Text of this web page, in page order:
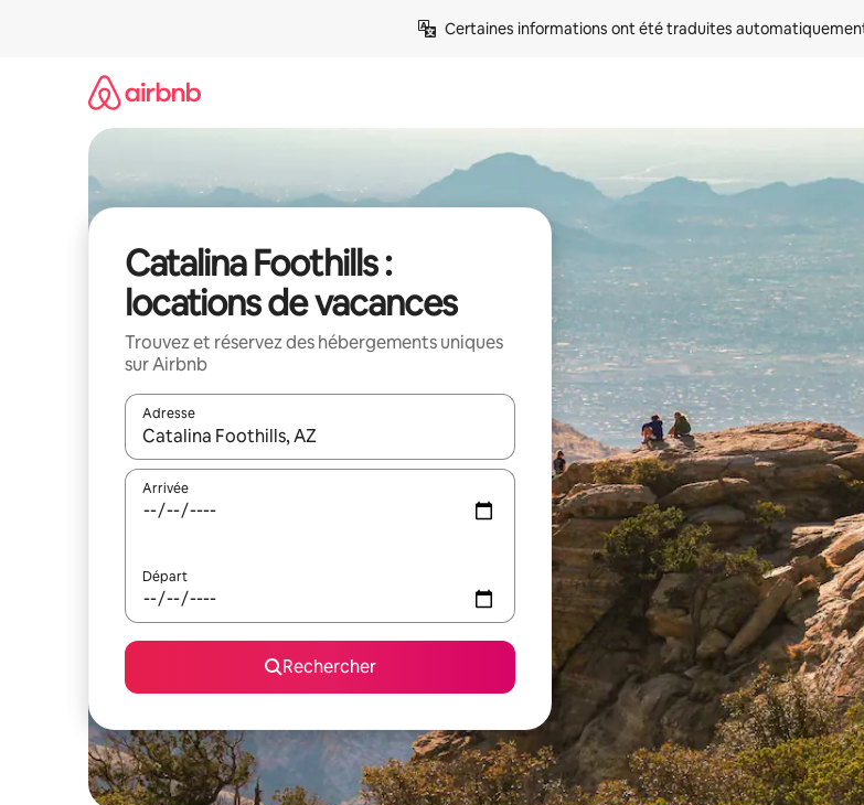
Certaines informations ont été traduites
Catalina Foothills :
locations de vacances
Trouvez et réservez des hébergements uniques
sur Airbnb
Adresse
Lorsque les résultats s'affichent, utilisez les flèches vers le haut et vers le bas pour les parcourir ou en
Arrivée
Départ
Rechercher